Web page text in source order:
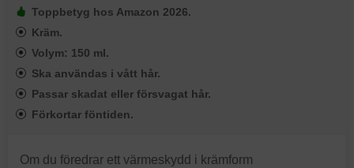
Toppbetyg hos Amazon 2026.
Kräm.
Volym: 150 ml.
Ska användas i vått hår.
Passar skadat eller försvagat hår.
Förkortar föntiden.
Om du föredrar ett värmeskydd i krämform